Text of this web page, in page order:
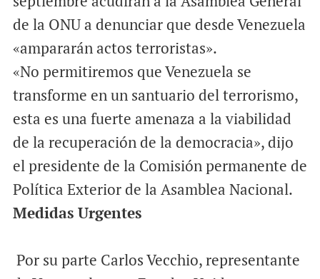
de la ONU a denunciar que desde Venezuela
«ampararán actos terroristas».
«No permitiremos que Venezuela se
transforme en un santuario del terrorismo,
esta es una fuerte amenaza a la viabilidad
de la recuperación de la democracia», dijo
el presidente de la Comisión permanente de
Política Exterior de la Asamblea Nacional.
Medidas Urgentes
Por su parte Carlos Vecchio, representante